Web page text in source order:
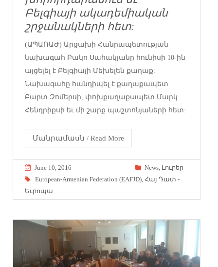
Բելգիայի ակադեմիական
շրջանակների հետ:
(ԱՊԱՌԱԺ) Արցախի Հանրապետության
նախագահ Բակո Սահակյանը հունիսի 10-ին
այցելել է Բելգիայի Մեխելեն քաղաք:
Նախագահը հանդիպել է քաղաքապետ
Բարտ Զոմերսի, փոխքաղաքապետ Մարկ
Հենդրիքսի եւ մի շարք պաշտոնյաների հետ:
Մանրամասն / Read More
June 10, 2016 News, Լուրեր
European-Armenian Federation (EAFJD) ,Հայ Դատ -
Եւրոպա